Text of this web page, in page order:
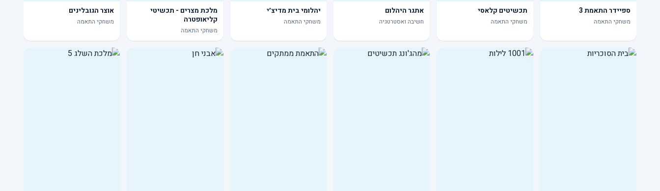
ספיידר התאמת 3
משחקי התאמה
תכשיטים קלאסי
משחקי התאמה
אתגר היהלום
חשיבה ואסטרטגיה
יהלומי בית מדיצ׳י
משחקי התאמה
מלכת מצרים - תכשיטי
קליאופטרה
משחקי התאמה
אוצר הגובלינים
משחקי התאמה